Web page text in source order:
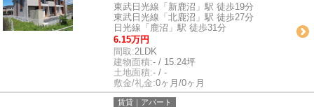
東武日光線「新鹿沼」駅 徒歩19分
東武日光線「北鹿沼」駅 徒歩27分
日光線「鹿沼」駅 徒歩31分
6.15万円
間取:2LDK
建物面積:- / 15.24坪
土地面積:- / -
敷金/礼金:0ヶ月/0ヶ月
賃貸｜アパート